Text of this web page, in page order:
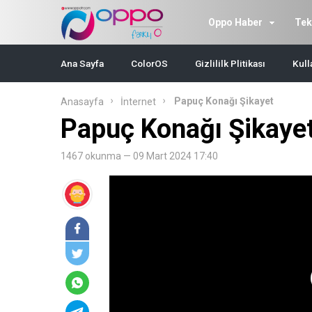
Oppo Haber
Ana Sayfa ColorOS Gizlililk Plitikası
Anasayfa İnternet Papuç Konağı Şikayet
Papuç Konağı
1467 okunma — 09 Mart 2024 17:40